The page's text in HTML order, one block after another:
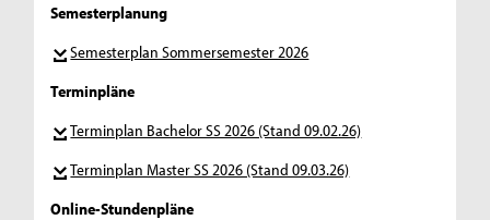
Semesterplanung
Semesterplan Sommersemester 2026
Terminpläne
Terminplan Bachelor SS 2026 (Stand 09.02.26)
Terminplan Master SS 2026 (Stand 09.03.26)
Online-Stundenpläne